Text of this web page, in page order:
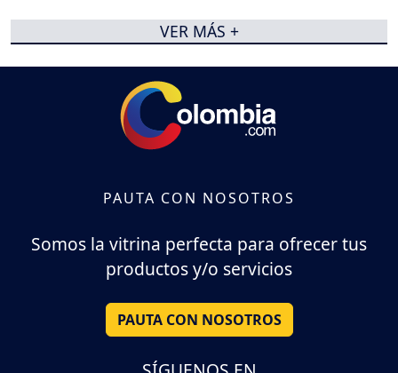
VER MÁS +
PAUTA CON NOSOTROS
Somos la vitrina perfecta para ofrecer tus
productos y/o servicios
PAUTA CON NOSOTROS